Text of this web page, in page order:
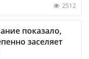
2512
показало,
заселяет